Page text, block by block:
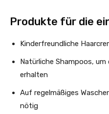
Produkte für die
Kinderfreundliche
Natürliche Shampoos,
erhalten
Auf regelmäßiges
nötig